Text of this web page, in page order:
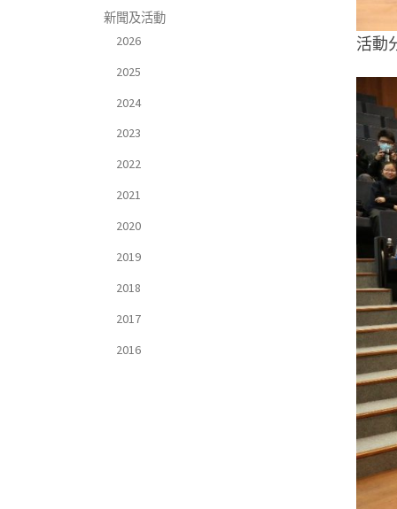
活動
新聞及活動
2026
2025
2024
2023
2022
2021
2020
2019
2018
2017
2016